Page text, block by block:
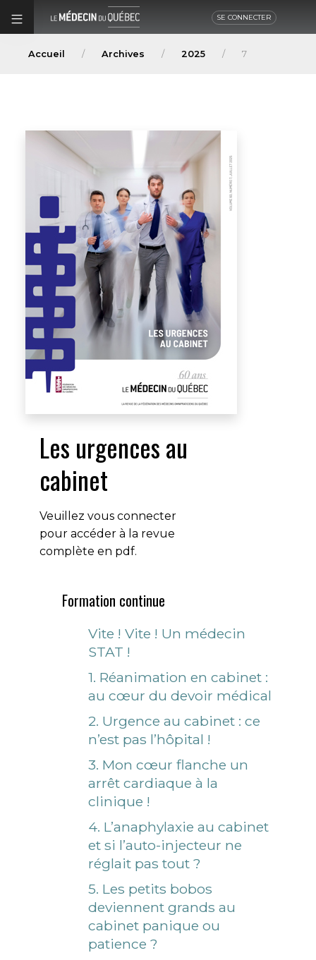
SE CONNECTER
Accueil Archives 2025 7
Les urgences au
cabinet
Veuillez vous connecter
pour accéder à la revue
complète en pdf.
Formation continue
Vite ! Vite ! Un médecin
STAT !
1. Réanimation en cabinet :
au cœur du devoir médical
2. Urgence au cabinet : ce
n’est pas l’hôpital !
3. Mon cœur flanche un
arrêt cardiaque à la
clinique !
4. L’anaphylaxie au cabinet
et si l’auto-injecteur ne
réglait pas tout ?
5. Les petits bobos
deviennent grands au
cabinet panique ou
patience ?